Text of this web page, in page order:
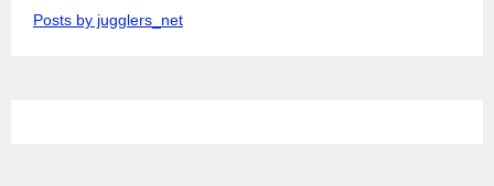
Posts by jugglers_net